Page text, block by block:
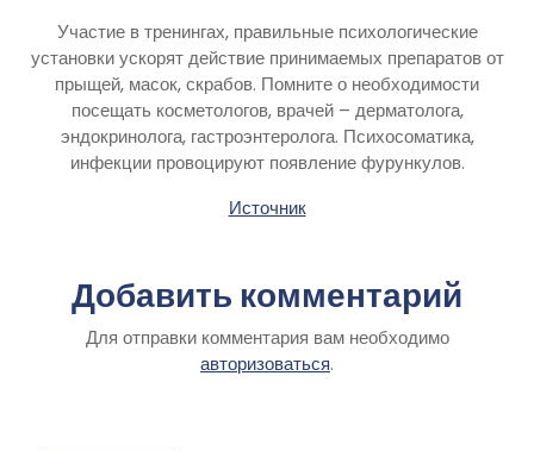
Участие в тренингах, правильные психологические
установки ускорят действие принимаемых препаратов от
прыщей, масок, скрабов. Помните о необходимости
посещать косметологов, врачей – дерматолога,
эндокринолога, гастроэнтеролога. Психосоматика,
инфекции провоцируют появление фурункулов.
Источник
Добавить комментарий
Для отправки комментария вам необходимо
авторизоваться.